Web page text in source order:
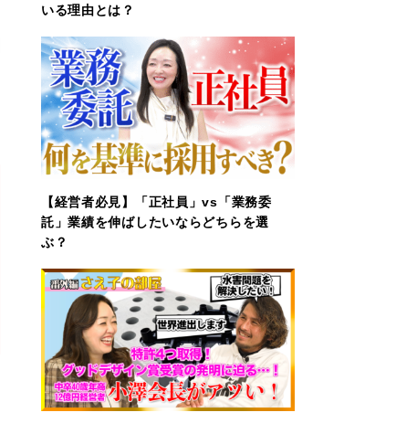
いる理由とは？
【経営者必見】「正社員」vs「業務委
託」業績を伸ばしたいならどちらを選
ぶ？